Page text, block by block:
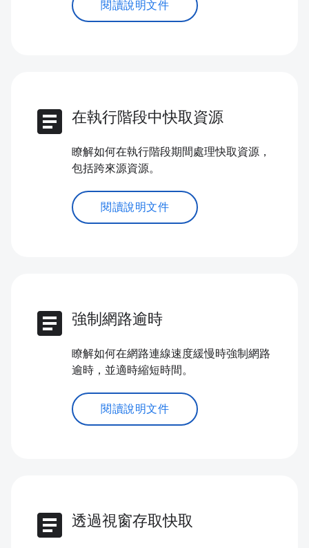
閱讀說明文件
article 在執行階段中快取資源
瞭解如何在執行階段期間處理快取資源，
包括跨來源資源。
閱讀說明文件
article 強制網路逾時
瞭解如何在網路連線速度緩慢時強制網路
逾時，並適時縮短時間。
閱讀說明文件
article 透過視窗存取快取